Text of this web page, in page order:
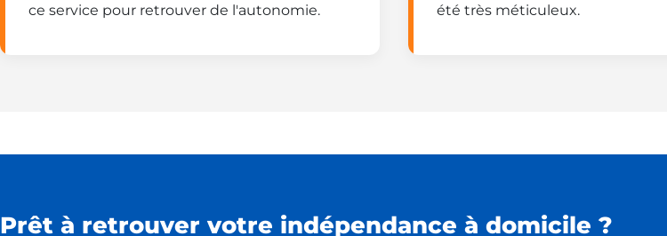
ce service pour retrouver de l'autonomie.
été très méticuleux.
Prêt à retrouver votre indépendance à domicile ?